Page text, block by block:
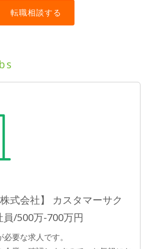
式会社】 カスタマーサク
/500万-700万円
要な求人です。